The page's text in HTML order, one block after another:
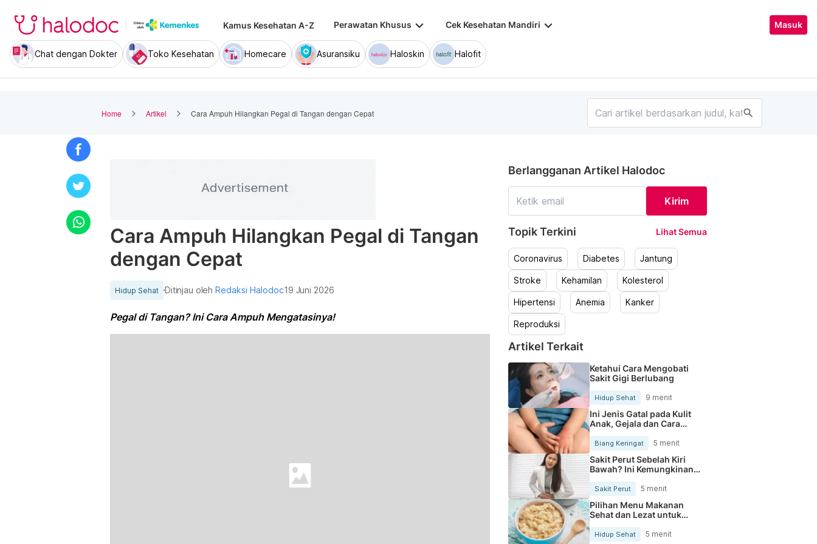
Kamus Kesehatan A-Z Perawatan Khusus keyboard_arrow_down Cek Kesehatan Mandiri keyboard_arrow_down Masuk
Chat dengan Dokter Toko Kesehatan Homecare Asuransiku Haloskin Halofit
Home Artikel Cara Ampuh Hilangkan Pegal di Tangan dengan Cepat search
Cara Ampuh Hilangkan Pegal di Tangan
dengan Cepat
Hidup Sehat Ditinjau olehRedaksi Halodoc19 Juni 2026
Pegal di Tangan? Ini Cara Ampuh Mengatasinya!
Berlangganan Artikel Halodoc
Kirim
Topik Terkini Lihat Semua
Coronavirus Diabetes Jantung
Stroke Kehamilan Kolesterol
Hipertensi Anemia Kanker
Reproduksi
Artikel Terkait
Ketahui Cara Mengobati
Sakit Gigi Berlubang
Hidup Sehat 9 menit
Ini Jenis Gatal pada Kulit
Anak, Gejala dan Cara
Mengobatinya
Biang Keringat 5 menit
Sakit Perut Sebelah Kiri
Bawah? Ini Kemungkinan
Sakit Perut 5 menit
Pilihan Menu Makanan
Sehat dan Lezat untuk
Mengurangi Kolesterol
Hidup Sehat 5 menit